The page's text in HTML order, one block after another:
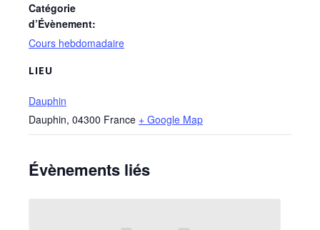
Catégorie
d’Évènement:
Cours hebdomadaire
LIEU
Dauphin
Dauphin, 04300 France + Google Map
Évènements liés